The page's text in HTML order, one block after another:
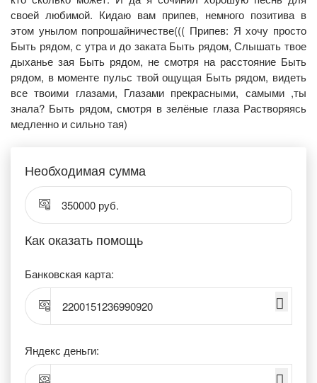
своей любимой. Кидаю вам припев, немного позитива в
этом унылом попрошайничестве((( Припев: Я хочу просто
Быть рядом, с утра и до заката Быть рядом, Слышать твое
дыханье зая Быть рядом, не смотря на расстояние Быть
рядом, в моменте пульс твой ощущая Быть рядом, видеть
все твоими глазами, Глазами прекрасными, самыми ,ты
знала? Быть рядом, смотря в зелёные глаза Растворяясь
медленно и сильно тая)
Необходимая сумма
350000 руб.
Как оказать помощь
Банковская карта:
2200151236990920
Яндекс деньги: